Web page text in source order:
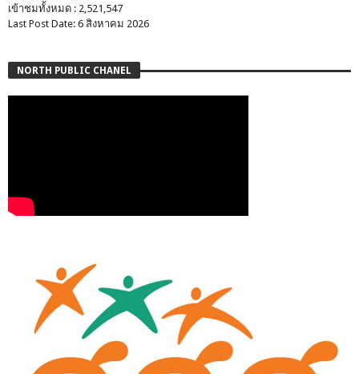
เข้าชมทั้งหมด : 2,521,547
Last Post Date: 6 สิงหาคม 2026
NORTH PUBLIC CHANEL